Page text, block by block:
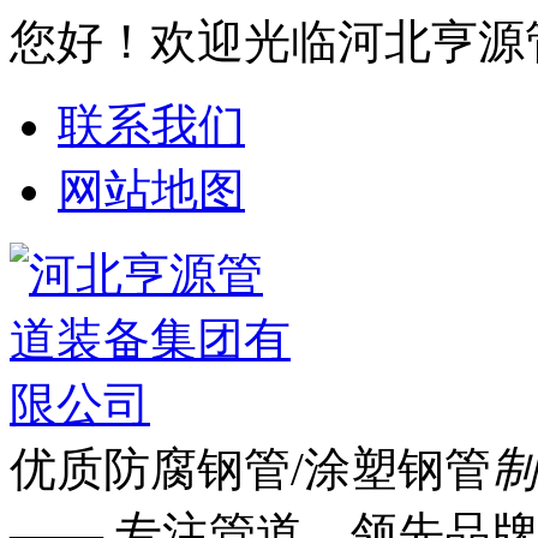
您好！欢迎光临河北亨
联系我们
网站地图
优质防腐钢管/涂塑钢管